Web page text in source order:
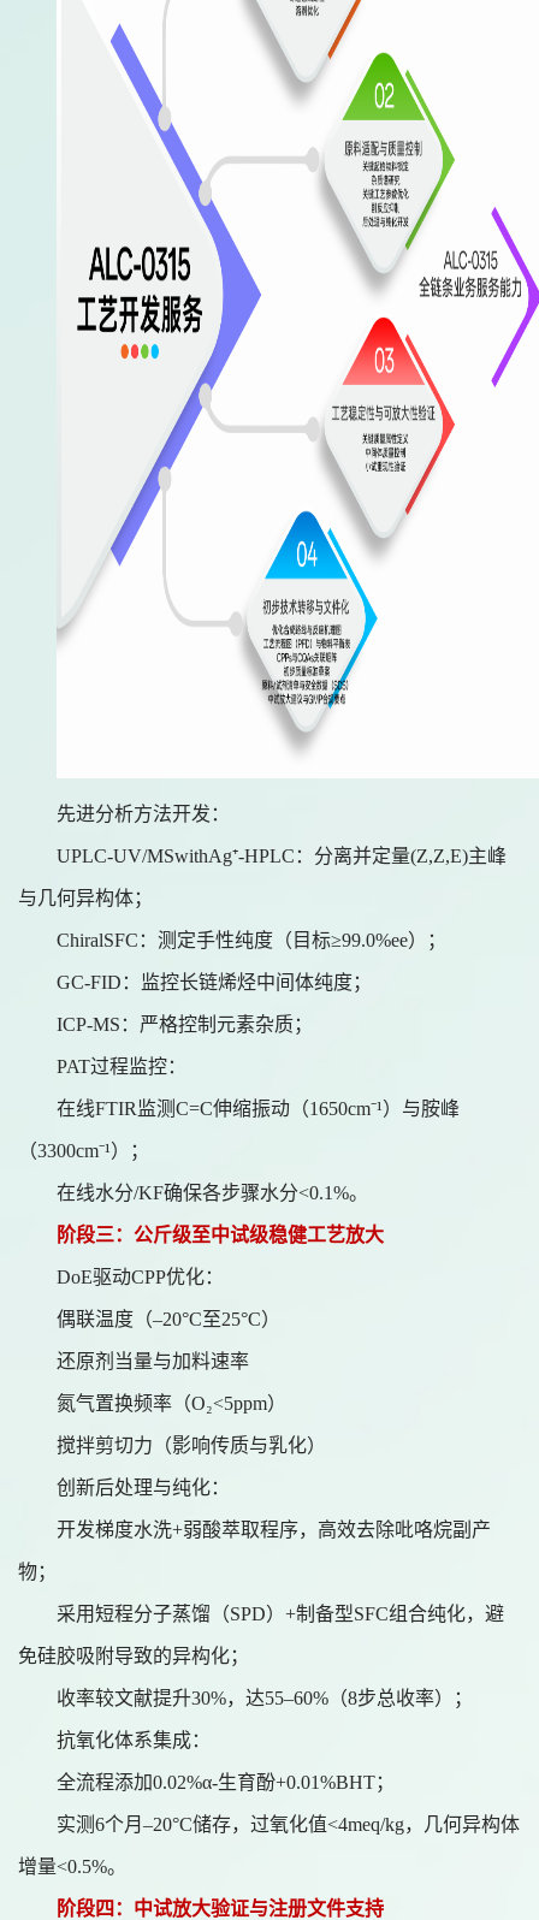
先进分析方法开发：
UPLC-UV/MSwithAg⁺-HPLC：分离并定量(Z,Z,E)主峰
与几何异构体；
ChiralSFC：测定手性纯度（目标≥99.0%ee）；
GC-FID：监控长链烯烃中间体纯度；
ICP-MS：严格控制元素杂质；
PAT过程监控：
在线FTIR监测C=C伸缩振动（1650cm⁻¹）与胺峰
（3300cm⁻¹）；
在线水分/KF确保各步骤水分<0.1%。
阶段三：公斤级至中试级稳健工艺放大
DoE驱动CPP优化：
偶联温度（–20°C至25°C）
还原剂当量与加料速率
氮气置换频率（O₂<5ppm）
搅拌剪切力（影响传质与乳化）
创新后处理与纯化：
开发梯度水洗+弱酸萃取程序，高效去除吡咯烷副产
物；
采用短程分子蒸馏（SPD）+制备型SFC组合纯化，避
免硅胶吸附导致的异构化；
收率较文献提升30%，达55–60%（8步总收率）；
抗氧化体系集成：
全流程添加0.02%α-生育酚+0.01%BHT；
实测6个月–20°C储存，过氧化值<4meq/kg，几何异构体
增量<0.5%。
阶段四：中试放大验证与注册文件支持